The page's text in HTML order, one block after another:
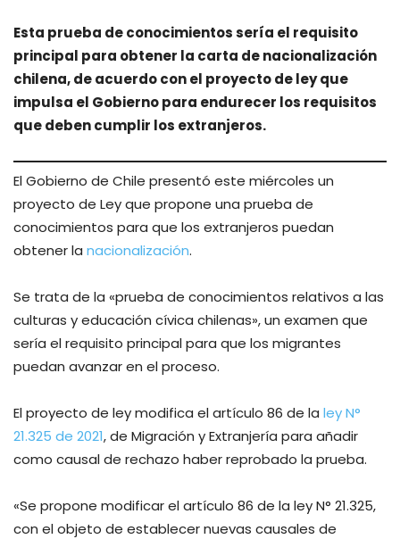
Esta prueba de conocimientos sería el requisito
principal para obtener la carta de nacionalización
chilena, de acuerdo con el proyecto de ley que
impulsa el Gobierno para endurecer los requisitos
que deben cumplir los extranjeros.
El Gobierno de Chile presentó este miércoles un
proyecto de Ley que propone una prueba de
conocimientos para que los extranjeros puedan
obtener la nacionalización.
Se trata de la «prueba de conocimientos relativos a las
culturas y educación cívica chilenas», un examen que
sería el requisito principal para que los migrantes
puedan avanzar en el proceso.
El proyecto de ley modifica el artículo 86 de la ley N°
21.325 de 2021, de Migración y Extranjería para añadir
como causal de rechazo haber reprobado la prueba.
«Se propone modificar el artículo 86 de la ley N° 21.325,
con el objeto de establecer nuevas causales de